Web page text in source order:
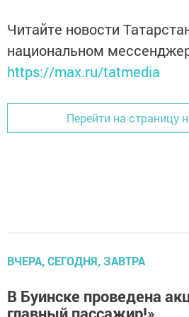
Читайте новости
национальном
https://max.ru/tatmedia
Перейти на страницу
ВЧЕРА, СЕГОДНЯ, ЗАВТРА
В Буинске проведена
главный пассажир!»